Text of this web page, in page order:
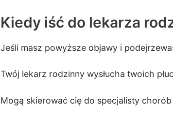
Kiedy iść do lekarza
Jeśli masz powyższe objawy i
Twój lekarz rodzinny wysłucha twoich
Mogą skierować cię do specjalisty